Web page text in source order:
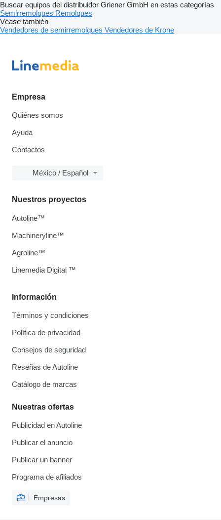
Buscar equipos del distribuidor Griener GmbH en estas categorías
Semirremolques Remolques
Véase también
Vendedores de semirremolques Vendedores de Krone
Empresa
Quiénes somos
Ayuda
Contactos
México / Español
Información
Términos y condiciones
Política de privacidad
Consejos de seguridad
Reseñas de Autoline
Catálogo de marcas
Nuestras ofertas
Publicidad en Autoline
Publicar el anuncio
Publicar un banner
Programa de afiliados
Empresas
Nuestros proyectos
Autoline™
Machineryline™
Agroline™
Linemedia Digital ™